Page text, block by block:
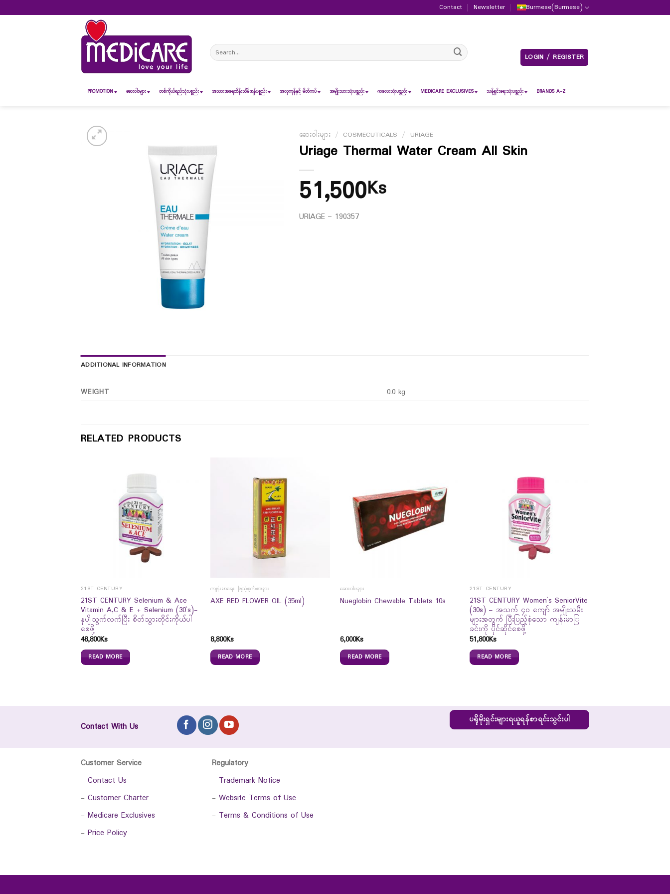
to
Contact Newsletter Burmese(Burmese)
Search
for:
LOGIN / REGISTER
PROMOTION ဆေး၀ါးများ တစ်ကိုယ်ရည်သုံးပစ္စည်း အသားအရေထိန်းသိမ်းရန်ပစ္စည်း အလှကုန်နှင့် မိတ်ကပ် အမျိုးသားသုံးပစ္စည်း ကလေးသုံးပစ္စည်း MEDICARE EXCLUSIVES သန့်ရှင်းရေးသုံးပစ္စည်း BRANDS A-Z
ဆေးဝါးများ / COSMECUTICALS / URIAGE
Uriage Thermal Water Cream All Skin
51,500Ks
URIAGE – 190357
ADDITIONAL INFORMATION
WEIGHT 0.0 kg
RELATED PRODUCTS
21ST CENTURY
21ST CENTURY Selenium & Ace
Vitamin A,C & E + Selenium (30`s)-
နုပျိုသွက်လက်ပြီး စိတ်သွားတိုင်းကိုယ်ပါ
စေဖို့
48,800Ks
READ MORE
ကျန်းမာရေး ဖြည့်စွက်စာများ
AXE RED FLOWER OIL (35ml)
8,800Ks
READ MORE
ဆေးဝါးများ
Nueglobin Chewable Tablets 10s
6,000Ks
READ MORE
21ST CENTURY
21ST CENTURY Women`s SeniorVite
(30s) – အသက် ၄၀ ကျော် အမျိုးသမီး
များအတွက် ပြီးပြည့်စုံသော ကျန်းမာြ
ခင်းကို ပိုင်ဆိုင်စေဖို့
51,800Ks
READ MORE
Contact With Us
ပရိုမိုးရှင်းများရယူရန်စာရင်းသွင်းပါ
Customer Service
- Contact Us
- Customer Charter
- Medicare Exclusives
- Price Policy
Regulatory
- Trademark Notice
- Website Terms of Use
- Terms & Conditions of Use